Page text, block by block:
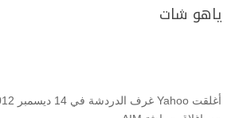
ياهو شات